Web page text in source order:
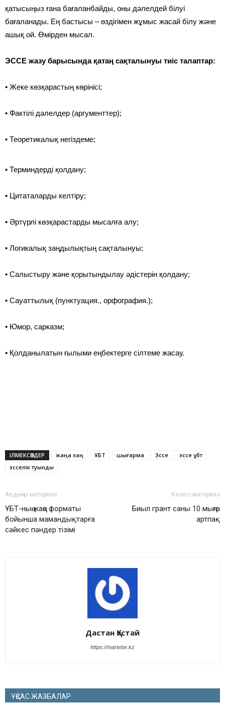
қатысыңыз ғана бағаланбайды, оны дәлелдей білуі
бағаланады. Ең бастысы – өздігімен жұмыс жасай білу және
ашық ой. Өмірден мысал.
ЭССЕ жазу барысында қатаң сақталынуы тиіс талаптар:
• Жеке көзқарастың көрінісі;
• Фактілі дәлелдер (аргументтер);
• Теоретикалық негіздеме;
• Терминдерді қолдану;
• Цитаталарды келтіру;
• Әртүрлі көзқарастарды мысалға алу;
• Логикалық заңдылықтың сақталынуы;
• Салыстыру және қорытындылау әдістерін қолдану;
• Сауаттылық (пунктуация., орфография.);
• Юмор, сарказм;
• Қолданылатын ғылыми еңбектерге сілтеме жасау.
ІЛМЕКСӨЗДЕР жаңа заң ҰБТ шығарма Эссе
эссе ұбт
эсселік туынды
Алдыңғы материал
ҰБТ-ның жаңа форматы
бойынша мамандықтарға
сәйкес пәндер тізімі
Келесі материал
Биыл грант саны 10 мыңға
артпақ
Дастан Қастай
https://martebe.kz
ҰҚСАС ЖАЗБАЛАР